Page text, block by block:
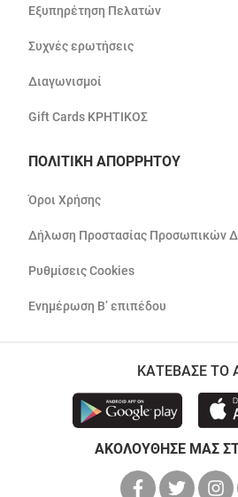
Εξυπηρέτηση Πελατών
Συχνές ερωτήσεις
Διαγωνισμοί
Gift Cards ΚΡΗΤΙΚΟΣ
ΠΟΛΙΤΙΚΗ ΑΠΟΡΡΗΤΟΥ
Όροι Χρήσης
Δήλωση Προστασίας Προσωπικών
Ρυθμίσεις Cookies
Ενημέρωση Β’ επιπέδου
ΚΑΤΕΒΑΣΕ ΤΟ
ΑΚΟΛΟΥΘΗΣΕ ΜΑΣ